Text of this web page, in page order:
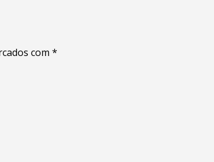
com *